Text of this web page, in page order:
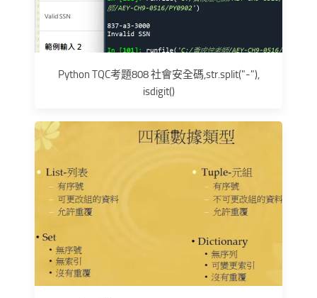
Python TQC考題808 社會安全碼,str.split("-"),
isdigit()